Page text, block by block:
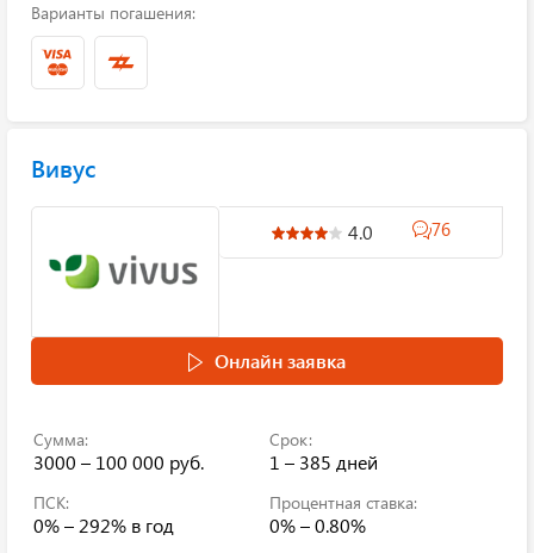
Варианты погашения:
Вивус
4.0 76
Онлайн заявка
Сумма:
3000 – 100 000 руб.
Срок:
1 – 385 дней
ПСК:
0% – 292% в год
Процентная ставка:
0% – 0.80%